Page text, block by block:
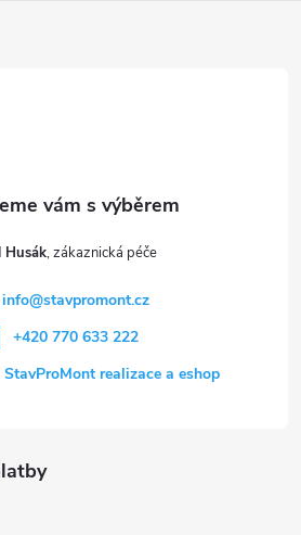
Husák
info@stavpromont.cz
+420 770 633 222
StavProMont realizace a eshop